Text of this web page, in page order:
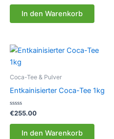
0
In den Warenkorb
Coca-Tee & Pulver
Entkainisierter Coca-Tee 1kg
Bewertet
mit
0
€255.00
In den Warenkorb